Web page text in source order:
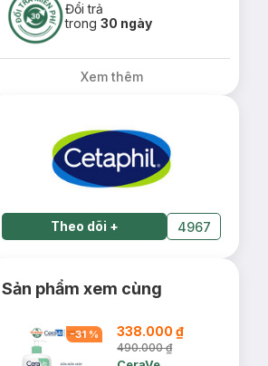
Đổi trả
trong30 ngày
Xem thêm
Theo dõi + 4967
Sản phẩm xem cùng
-31 % 338.000 ₫
490.000 ₫